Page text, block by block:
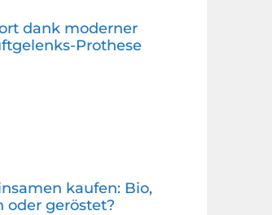
dank moderner
Prothese
kaufen: Bio,
oder geröstet?